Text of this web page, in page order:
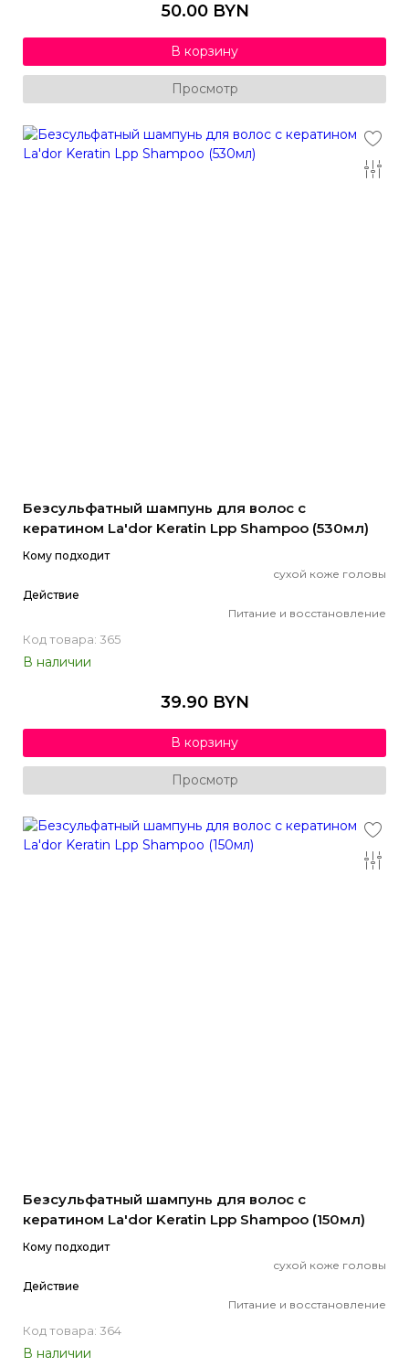
50.00 BYN
В корзину
Просмотр
Безсульфатный шампунь для волос с
кератином La'dor Keratin Lpp Shampoo (530мл)
Кому подходит
сухой коже головы
Действие
Питание и восстановление
Код товара: 365
В наличии
39.90 BYN
В корзину
Просмотр
Безсульфатный шампунь для волос с
кератином La'dor Keratin Lpp Shampoo (150мл)
Кому подходит
сухой коже головы
Действие
Питание и восстановление
Код товара: 364
В наличии